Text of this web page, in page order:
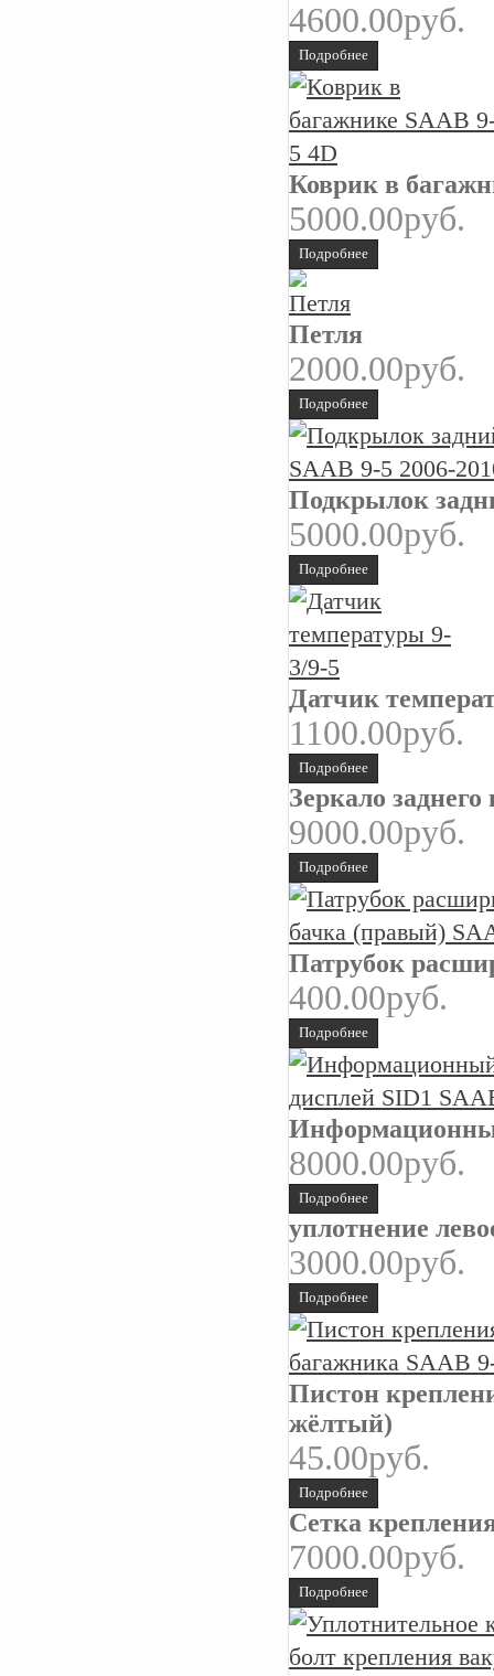
4600.00руб.
Подробнее
Коврик в
5000.00руб.
Подробнее
Петля
2000.00руб.
Подробнее
Подкрылок
5000.00руб.
Подробнее
Датчик
1100.00руб.
Подробнее
Зеркало заднего
9000.00руб.
Подробнее
Патрубок
400.00руб.
Подробнее
8000.00руб.
Подробнее
уплотнение
3000.00руб.
Подробнее
Пистон
жёлтый)
45.00руб.
Подробнее
Сетка
7000.00руб.
Подробнее